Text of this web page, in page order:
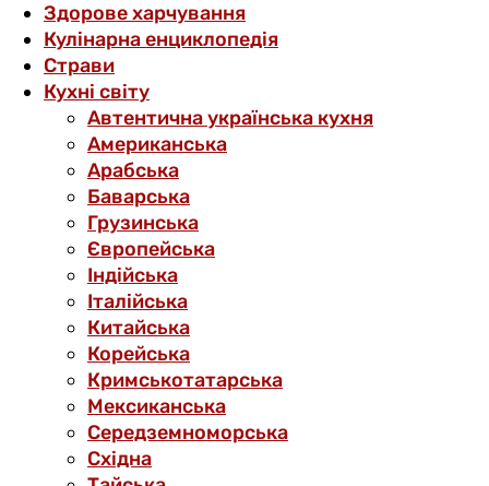
Здорове харчування
Кулінарна енциклопедія
Страви
Кухні світу
Автентична українська кухня
Американська
Арабська
Баварська
Грузинська
Європейська
Індійська
Італійська
Китайська
Корейська
Кримськотатарська
Мексиканська
Середземноморська
Східна